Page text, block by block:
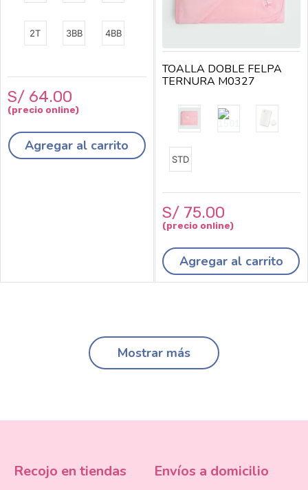
2T 3BB 4BB
S/ 64.00
Agregar al carrito
STD
TOALLA DOBLE FELPA
TERNURA M0327
S/ 75.00
Agregar al carrito
Mostrar más
Recojo en tiendas Envíos a domicilio